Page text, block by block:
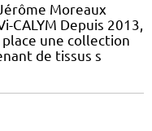
Moreaux
Depuis 2013,
place une collection
de tissus s